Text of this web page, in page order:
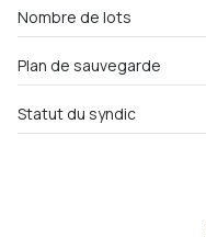
Nombre de lots
Plan de sauvegarde
Statut du syndic